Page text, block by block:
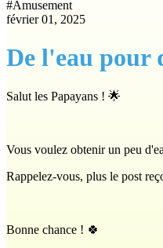
#Amusement
février 01, 2025
De l'eau pour
Salut les Papayans ! 🌟
Vous voulez obtenir un peu
Rappelez-vous, plus le post
Bonne chance ! 🍀